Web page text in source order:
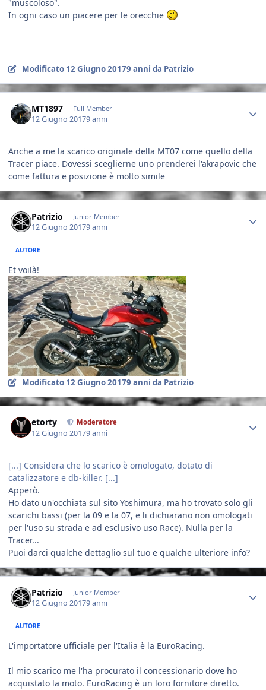
"muscoloso".
In ogni caso un piacere per le orecchie
Modificato 12 Giugno 20179 anni da Patrizio
MT1897 Full Member
12 Giugno 20179 anni
Anche a me la scarico originale della MT07 come quello della
Tracer piace. Dovessi sceglierne uno prenderei l'akrapovic che
come fattura e posizione è molto simile
Patrizio Junior Member
12 Giugno 20179 anni
AUTORE
Et voilà!
Modificato 12 Giugno 20179 anni da Patrizio
etorty Moderatore
12 Giugno 20179 anni
[...] Considera che lo scarico è omologato, dotato di
catalizzatore e db-killer. [...]
Apperò.
Ho dato un'occhiata sul sito Yoshimura, ma ho trovato solo gli
scarichi bassi (per la 09 e la 07, e li dichiarano non omologati
per l'uso su strada e ad esclusivo uso Race). Nulla per la
Tracer...
Puoi darci qualche dettaglio sul tuo e qualche ulteriore info?
Patrizio Junior Member
12 Giugno 20179 anni
AUTORE
L'importatore ufficiale per l'Italia è la EuroRacing.
Il mio scarico me l'ha procurato il concessionario dove ho
acquistato la moto. EuroRacing è un loro fornitore diretto.